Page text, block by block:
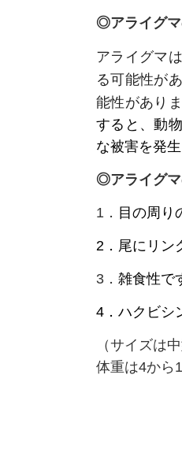
◎アライグ
アライグマ
る可能性が
能性がありま
すると、動
な被害を発
◎アライグ
1． 目の周り
2．尾にリン
3． 雑食性で
4．ハクビシ
（サイズは
体重は4から